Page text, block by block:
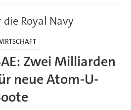
Royal Navy
Zwei Milliarden
neue Atom-U-